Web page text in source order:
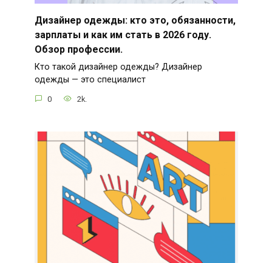
Дизайнер одежды: кто это, обязанности,
зарплаты и как им стать в 2026 году.
Обзор профессии.
Кто такой дизайнер одежды? Дизайнер
одежды — это специалист
0 2k.